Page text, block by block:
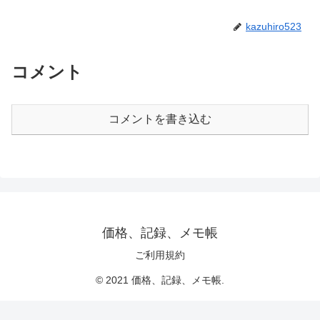
kazuhiro523
コメント
コメントを書き込む
価格、記録、メモ帳
ご利用規約
© 2021 価格、記録、メモ帳.